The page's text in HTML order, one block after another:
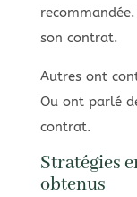
son contrat.
Autres ont
Ou ont parlé
contrat.
Stratégies
obtenus